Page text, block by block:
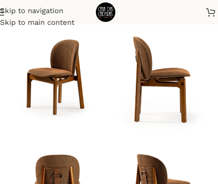
Skip to navigation
Skip to main content
Início Cadeiras